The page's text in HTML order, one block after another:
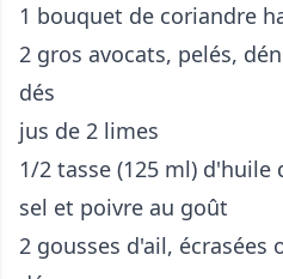
1 bouquet de coriandre
2 gros avocats, pelés,
dés
jus de 2 limes
1/2 tasse (125 ml) d'huile
sel et poivre au goût
2 gousses d'ail, écrasées